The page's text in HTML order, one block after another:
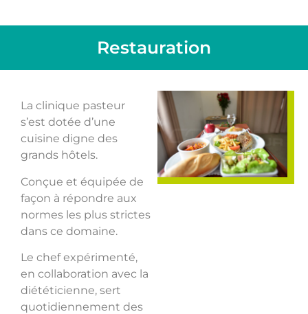
Restauration
La clinique pasteur
s’est dotée d’une
cuisine digne des
grands hôtels.
Conçue et équipée de
façon à répondre aux
normes les plus strictes
dans ce domaine.
Le chef expérimenté,
en collaboration avec la
diététicienne, sert
quotidiennement des